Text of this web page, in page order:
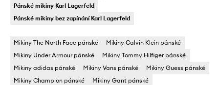
Pánské mikiny Karl Lagerfeld
Pánské mikiny bez zapínání Karl Lagerfeld
Mikiny The North Face pánské
Mikiny Calvin Klein pánské
Mikiny Under Armour pánské
Mikiny Tommy Hilfiger pánské
Mikiny adidas pánské
Mikiny Vans pánské
Mikiny Guess pánské
Mikiny Champion pánské
Mikiny Gant pánské